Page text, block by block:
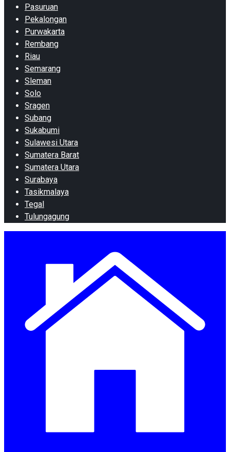
Pasuruan
Pekalongan
Purwakarta
Rembang
Riau
Semarang
Sleman
Solo
Sragen
Subang
Sukabumi
Sulawesi Utara
Sumatera Barat
Sumatera Utara
Surabaya
Tasikmalaya
Tegal
Tulungagung